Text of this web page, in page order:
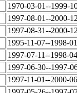
1970-03-01--1999-
1997-08-01--2000-
1997-08-31--2000-
1995-11-07--1998-
1997-07-11--1998-
1997-06-30--1997-
1997-11-01--2000-